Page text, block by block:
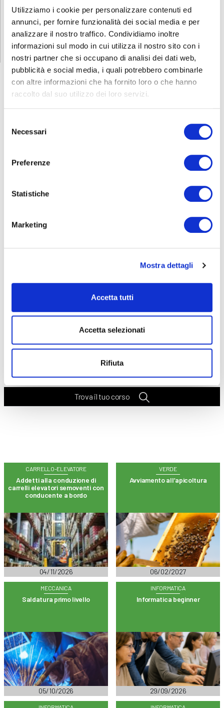
Utilizziamo i cookie per personalizzare contenuti ed
annunci, per fornire funzionalità dei social media e per
analizzare il nostro traffico. Condividiamo inoltre
informazioni sul modo in cui utilizza il nostro sito con i
nostri partner che si occupano di analisi dei dati web,
pubblicità e social media, i quali potrebbero combinarle
con altre informazioni che ha fornito loro o che hanno
raccolto dal suo utilizzo dei loro servizi.
delNecessari
Preferenze
Statistiche
Marketing
Mostra dettagli
Accetta tutti
Accetta selezionati
Rifiuta
RICHIEDI INFORMAZIONI
E CORSI
Seleziona e filtra per:
ADULTI
DOPO LA TERZA MEDIA
Seleziona e filtra per:
CORSIONLINE
CALENDARIOCORSI
Trova il tuo corso
CARRELLO-ELEVATORE
Addetti alla conduzione di
carrelli elevatori semoventi con
conducente a bordo
04/11/2026
VERDE
Avviamento all’apicoltura
06/02/2027
MECCANICA
Saldatura primo livello
05/10/2026
INFORMATICA
Informatica beginner
29/09/2026